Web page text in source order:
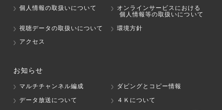
個人情報の取扱いについて
オンラインサービスにおける
個人情報等の取扱いについて
視聴データの取扱いについて
環境方針
アクセス
お知らせ
マルチチャンネル編成
ダビングとコピー情報
データ放送について
４Ｋについて